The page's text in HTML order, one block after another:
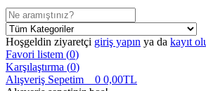
Hoşgeldin ziyaretçi giriş yapın ya da kayıt
Favori listem (0)
Karşılaştırma (0)
Alışveriş Sepetim
0 0,00TL